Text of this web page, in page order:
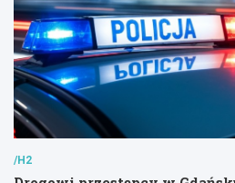
/H2